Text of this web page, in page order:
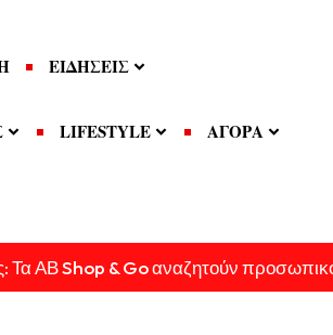
ΕΙΔΗΣΕΙΣ
LIFESTYLE ΑΓΟΡΑ
Τα ΑΒ Shop & Go αναζητούν